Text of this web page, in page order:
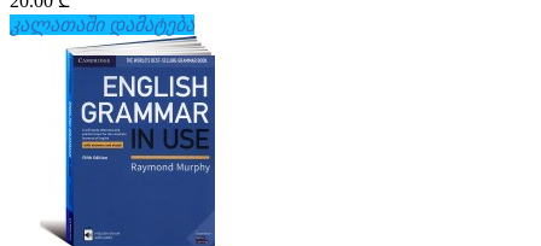
კალათაში დამატება